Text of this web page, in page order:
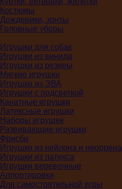
Костюмы
Дождевики, зонты
Головные уборы
Игрушки для собак
Игрушки из винила
Игрушки из резины
Мягкие игрушки
Игрушки из ЭВА
Игрушки с подсветкой
Канатные игрушки
Латексные игрушки
Наборы игрушек
Развивающие игрушки
Фрисби
Игрушки из нейлона и неопрена
Игрушки из латекса
Игрушки веревочные
Аппортировки
Для самостоятельной игры